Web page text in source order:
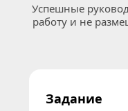
Успешные
работу и не
Задание